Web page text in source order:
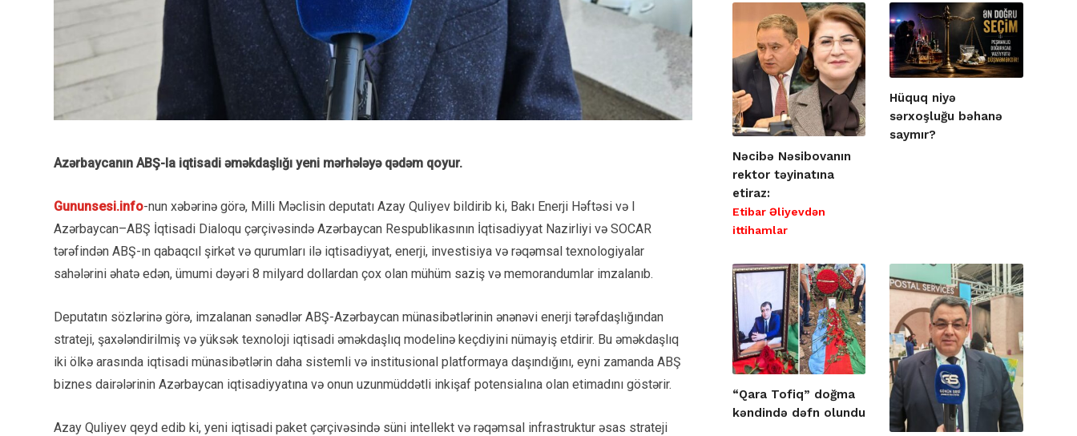
Azərbaycanın ABŞ-la iqtisadi əməkdaşlığı yeni mərhələyə qədəm qoyur.
Gununsesi.info-nun xəbərinə görə, Milli Məclisin deputatı Azay Quliyev bildirib ki, Bakı Enerji Həftəsi və I
Azərbaycan–ABŞ İqtisadi Dialoqu çərçivəsində Azərbaycan Respublikasının İqtisadiyyat Nazirliyi və SOCAR
tərəfindən ABŞ-ın qabaqcıl şirkət və qurumları ilə iqtisadiyyat, enerji, investisiya və rəqəmsal texnologiyalar
sahələrini əhatə edən, ümumi dəyəri 8 milyard dollardan çox olan mühüm saziş və memorandumlar imzalanıb.
Deputatın sözlərinə görə, imzalanan sənədlər ABŞ-Azərbaycan münasibətlərinin ənənəvi enerji tərəfdaşlığından
strateji, şaxələndirilmiş və yüksək texnoloji iqtisadi əməkdaşlıq modelinə keçdiyini nümayiş etdirir. Bu əməkdaşlıq
iki ölkə arasında iqtisadi münasibətlərin daha sistemli və institusional platformaya daşındığını, eyni zamanda ABŞ
biznes dairələrinin Azərbaycan iqtisadiyyatına və onun uzunmüddətli inkişaf potensialına olan etimadını göstərir.
Azay Quliyev qeyd edib ki, yeni iqtisadi paket çərçivəsində süni intellekt və rəqəmsal infrastruktur əsas strateji
Nəcibə Nəsibovanın
rektor təyinatına
etiraz:
Etibar Əliyevdən
ittihamlar
Hüquq niyə
sərxoşluğu bəhanə
saymır?
“Qara Tofiq” doğma
kəndində dəfn olundu